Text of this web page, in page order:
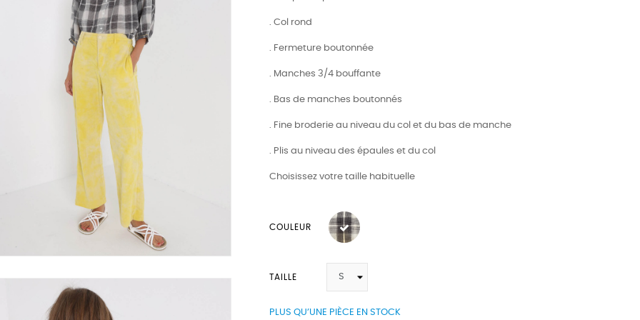
. Col rond
. Fermeture boutonnée
. Manches 3/4 bouffante
. Bas de manches boutonnés
. Fine broderie au niveau du col et du bas de manche
. Plis au niveau des épaules et du col
Choisissez votre taille habituelle
COULEUR
TAILLE
PLUS QU’UNE PIÈCE EN STOCK